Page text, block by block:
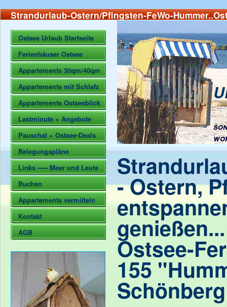
Strandurlaub-Ostern/Pfingsten-FeWo-
Ostsee Urlaub Startseite
Ferienhäuser Ostsee
Appartements 30qm/40qm
Appartements mit Schlafz
Appartements Ostseeblick
Lastminute + Angebote
Pauschal + Ostsee-Deals
Belegungspläne
Links ----- Meer und Leute
Buchen
Appartements vermitteln
Kontakt
AGB
- Ostern,
Ostsee-
155